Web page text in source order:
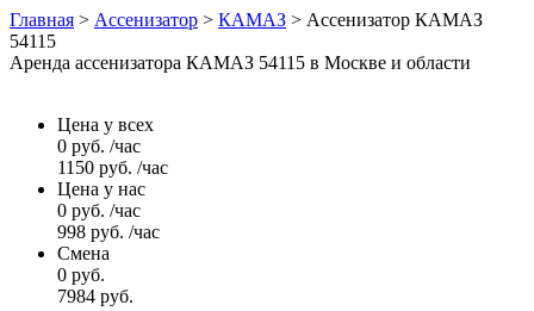
Главная > Ассенизатор > КАМАЗ > Ассенизатор КАМАЗ
54115
Аренда ассенизатора КАМАЗ 54115 в Москве и области
Цена у всех
0 руб. /час
1150 руб. /час
Цена у нас
0 руб. /час
998 руб. /час
Смена
0 руб.
7984 руб.